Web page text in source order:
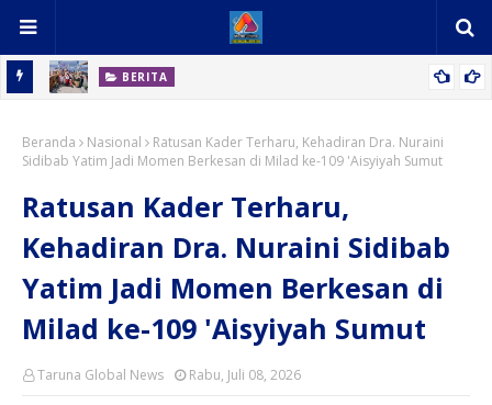
BERITA
Desa Percut
Beranda Nasional
Ratusan Kader Terharu, Kehadiran Dra. Nuraini
Sidibab Yatim Jadi Momen Berkesan di Milad ke-109 'Aisyiyah Sumut
Ratusan Kader Terharu,
Kehadiran Dra. Nuraini Sidibab
Yatim Jadi Momen Berkesan di
Milad ke-109 'Aisyiyah Sumut
Taruna Global News Rabu, Juli 08, 2026